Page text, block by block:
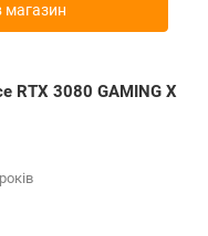
магазин
RTX 3080 GAMING X